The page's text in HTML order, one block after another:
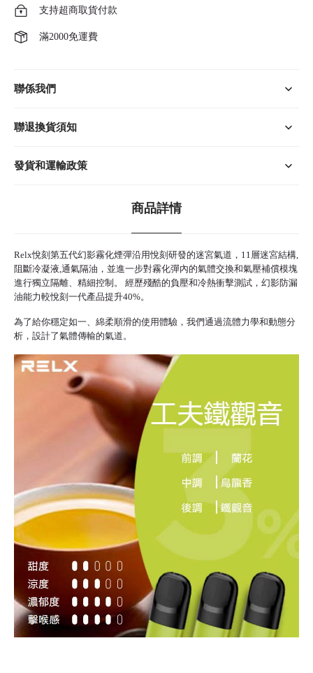
支持超商取貨付款
滿2000免運費
聯係我們
聯退換貨須知
發貨和運輸政策
商品詳情
Relx悅刻 第五代幻影霧化煙彈沿用悅刻研發的迷宮氣道，11層迷宮結構,
阻斷冷凝液,通氣隔油，並進一步對霧化彈內的氣體交換和氣壓補償模塊
進行獨立隔離、精細控制。 經歷殘酷的負壓和冷熱衝擊測試，幻影防漏
油能力較悅刻 一代產品提升40%。
為了給你穩定如一、綿柔順滑的使用體驗，我們通過流體力學和動態分
析，設計了氣體傳輸的氣道。